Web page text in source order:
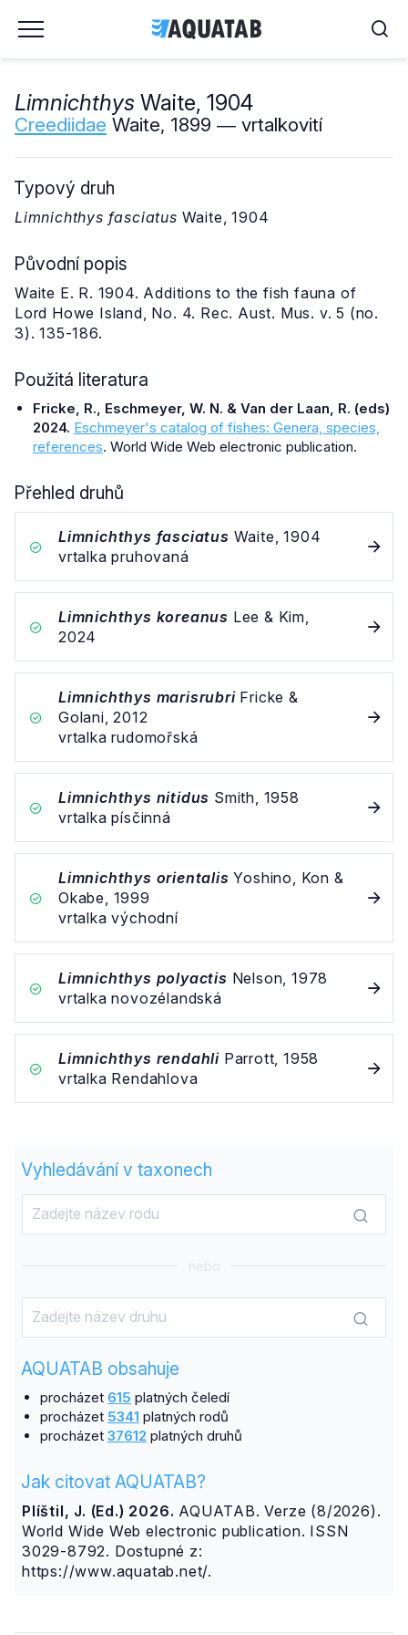
Limnichthys Waite, 1904
Creediidae Waite, 1899 ― vrtalkovití
Typový druh
Limnichthys fasciatus Waite, 1904
Původní popis
Waite E. R. 1904. Additions to the fish fauna of
Lord Howe Island, No. 4. Rec. Aust. Mus. v. 5 (no.
3). 135-186.
Použitá literatura
Fricke, R., Eschmeyer, W. N. & Van der Laan, R. (eds)
2024. Eschmeyer's catalog of fishes: Genera, species,
references. World Wide Web electronic publication.
Přehled druhů
Limnichthys fasciatus Waite, 1904
vrtalka pruhovaná
Limnichthys koreanus Lee & Kim,
2024
Limnichthys marisrubriFricke &
Golani, 2012
vrtalka rudomořská
Limnichthys nitidus Smith, 1958
vrtalka písčinná
Limnichthys orientalis Yoshino, Kon &
Okabe, 1999
vrtalka východní
Limnichthys polyactis Nelson, 1978
vrtalka novozélandská
Limnichthys rendahli Parrott, 1958
vrtalka Rendahlova
Vyhledávání v taxonech
nebo
AQUATAB obsahuje
procházet 615 platných čeledí
procházet 5341 platných rodů
procházet 37612 platných druhů
Jak citovat AQUATAB?
Plíštil, J. (Ed.) 2026. AQUATAB. Verze (8/2026).
World Wide Web electronic publication. ISSN
3029-8792. Dostupné z:
https://www.aquatab.net/.